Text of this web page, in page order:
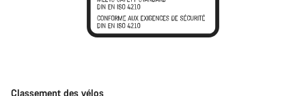
Classement des vélos